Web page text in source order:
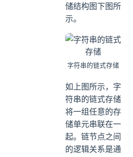
储结构图下图所
示。
字符串的链式存储
如上图所示，字
符串的链式存储
将一组任意的存
储单元串联在一
起。链节点之间
的逻辑关系是通